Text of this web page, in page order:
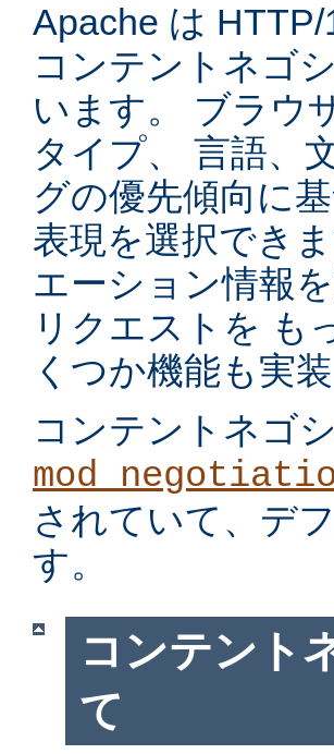
Apache は
コンテントネゴ
います。 ブラウ
タイプ、 言語、
グの優先傾向に
表現を選択でき
エーション情報
リクエストを も
くつか機能も実
コンテントネゴ
されていて、デ
す。
コンテント
て